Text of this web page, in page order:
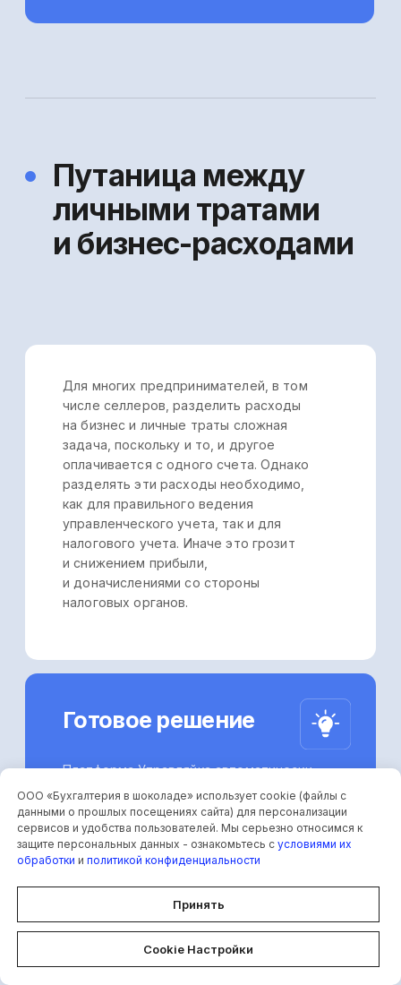
ООО «Бухгалтерия в шоколаде» использует cookie (файлы с
данными о прошлых посещениях сайта) для персонализации
сервисов и удобства пользователей. Мы серьезно относимся к
защите персональных данных - ознакомьтесь с условиями их
обработки и политикой конфиденциальности
Принять
Cookie Настройки